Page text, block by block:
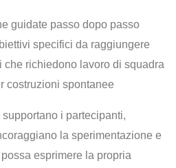
guidate passo dopo passo
specifici da raggiungere
che richiedono lavoro di squadra
costruzioni spontanee
i partecipanti,
la sperimentazione e
esprimere la propria